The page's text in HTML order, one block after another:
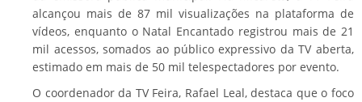
alcançou mais de 87 mil visualizações na plataforma de
vídeos, enquanto o Natal Encantado registrou mais de 21
mil acessos, somados ao público expressivo da TV aberta,
estimado em mais de 50 mil telespectadores por evento.
O coordenador da TV Feira, Rafael Leal, destaca que o foco